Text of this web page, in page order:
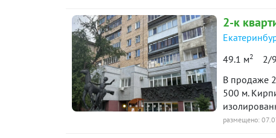
2-к
49.1 м2 2/
В продаже
500 м.
банки,
размещено: